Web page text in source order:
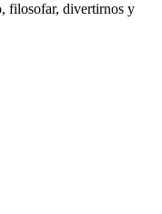
filosofar, divertirnos y